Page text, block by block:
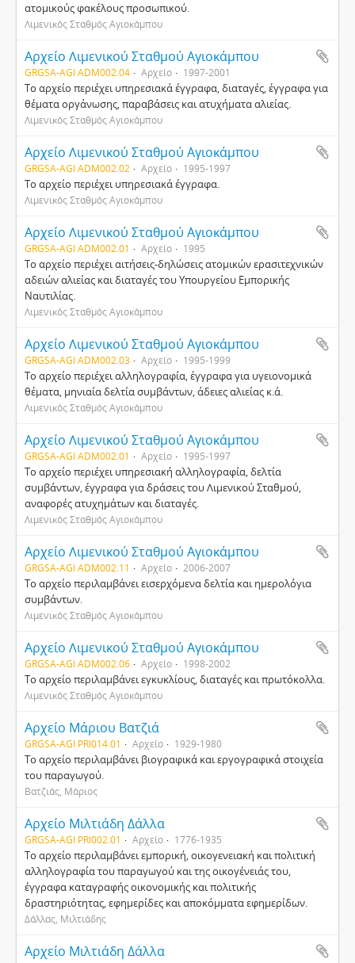
ατομικούς φακέλους προσωπικού.
Λιμενικός Σταθμός Αγιοκάμπου
Αρχείο Λιμενικού Σταθμού Αγιοκάμπου
GRGSA-AGI ADM002.04 Αρχείο 1997-2001
Το αρχείο περιέχει υπηρεσιακά έγγραφα, διαταγές, έγγραφα για
θέματα οργάνωσης, παραβάσεις και ατυχήματα αλιείας.
Λιμενικός Σταθμός Αγιοκάμπου
Αρχείο Λιμενικού Σταθμού Αγιοκάμπου
GRGSA-AGI ADM002.02 Αρχείο 1995-1997
Το αρχείο περιέχει υπηρεσιακά έγγραφα.
Λιμενικός Σταθμός Αγιοκάμπου
Αρχείο Λιμενικού Σταθμού Αγιοκάμπου
GRGSA-AGI ADM002.01 Αρχείο 1995
Το αρχείο περιέχει αιτήσεις-δηλώσεις ατομικών ερασιτεχνικών
αδειών αλιείας και διαταγές του Υπουργείου Εμπορικής
Ναυτιλίας.
Λιμενικός Σταθμός Αγιοκάμπου
Αρχείο Λιμενικού Σταθμού Αγιοκάμπου
GRGSA-AGI ADM002.03 Αρχείο 1995-1999
Το αρχείο περιέχει αλληλογραφία, έγγραφα για υγειονομικά
θέματα, μηνιαία δελτία συμβάντων, άδειες αλιείας κ.ά.
Λιμενικός Σταθμός Αγιοκάμπου
Αρχείο Λιμενικού Σταθμού Αγιοκάμπου
GRGSA-AGI ADM002.01 Αρχείο 1995-1997
Το αρχείο περιέχει υπηρεσιακή αλληλογραφία, δελτία
συμβάντων, έγγραφα για δράσεις του Λιμενικού Σταθμού,
αναφορές ατυχημάτων και διαταγές.
Λιμενικός Σταθμός Αγιοκάμπου
Αρχείο Λιμενικού Σταθμού Αγιοκάμπου
GRGSA-AGI ADM002.11 Αρχείο 2006-2007
Το αρχείο περιλαμβάνει εισερχόμενα δελτία και ημερολόγια
συμβάντων.
Λιμενικός Σταθμός Αγιοκάμπου
Αρχείο Λιμενικού Σταθμού Αγιοκάμπου
GRGSA-AGI ADM002.06 Αρχείο 1998-2002
Το αρχείο περιλαμβάνει εγκυκλίους, διαταγές και πρωτόκολλα.
Λιμενικός Σταθμός Αγιοκάμπου
Αρχείο Μάριου Βατζιά
GRGSA-AGI PRI014.01 Αρχείο 1929-1980
Το αρχείο περιλαμβάνει βιογραφικά και εργογραφικά στοιχεία
του παραγωγού.
Βατζιάς, Μάριος
Αρχείο Μιλτιάδη Δάλλα
GRGSA-AGI PRI002.01 Αρχείο 1776-1935
Το αρχείο περιλαμβάνει εμπορική, οικογενειακή και πολιτική
αλληλογραφία του παραγωγού και της οικογένειάς του,
έγγραφα καταγραφής οικονομικής και πολιτικής
δραστηριότητας, εφημερίδες και αποκόμματα εφημερίδων.
Δάλλας, Μιλτιάδης
Αρχείο Μιλτιάδη Δάλλα